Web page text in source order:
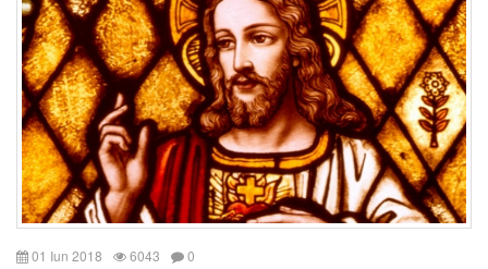
01 Iun 2018 6043 0